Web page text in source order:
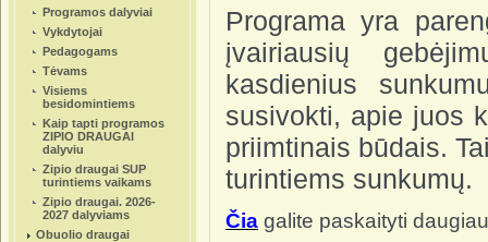
Programos dalyviai
Vykdytojai
Pedagogams
Tėvams
Visiems
besidomintiems
Kaip tapti programos
ZIPIO DRAUGAI
dalyviu
Zipio draugai SUP
turintiems vaikams
Zipio draugai. 2026-
2027 dalyviams
Obuolio draugai
Programa yra
įvairiausių
kasdienius
susivokti, apie juos
priimtinais būdais.
turintiems sunkumų.
Čia galite paskaityti